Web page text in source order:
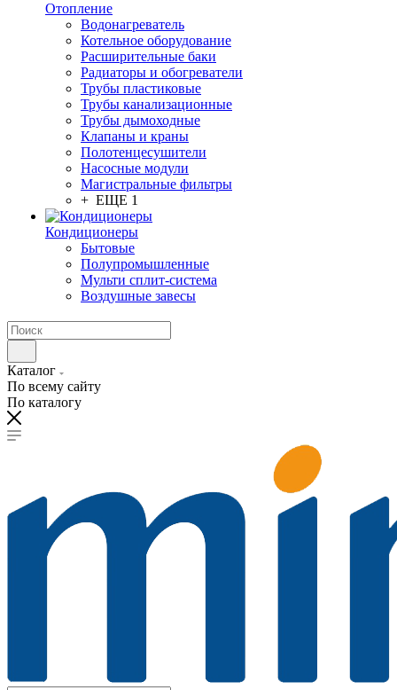
Отопление
Водонагреватель
Котельное оборудование
Расширительные баки
Радиаторы и обогреватели
Трубы пластиковые
Трубы канализационные
Трубы дымоходные
Клапаны и краны
Полотенцесушители
Насосные модули
Магистральные фильтры
+ ЕЩЕ 1
Кондиционеры
Бытовые
Полупромышленные
Мульти сплит-система
Воздушные завесы
Каталог
По всему сайту
По каталогу